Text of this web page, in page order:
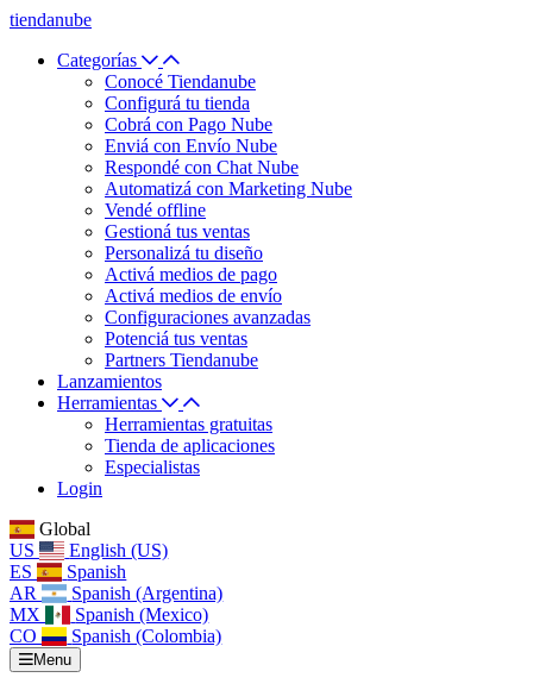
tiendanube
Categorías
Conocé Tiendanube
Configurá tu tienda
Cobrá con Pago Nube
Enviá con Envío Nube
Respondé con Chat Nube
Automatizá con Marketing Nube
Vendé offline
Gestioná tus ventas
Personalizá tu diseño
Activá medios de pago
Activá medios de envío
Configuraciones avanzadas
Potenciá tus ventas
Partners Tiendanube
Lanzamientos
Herramientas
Herramientas gratuitas
Tienda de aplicaciones
Especialistas
Login
Global
US
English (US)
ES
Spanish
AR
Spanish (Argentina)
MX
Spanish (Mexico)
CO
Spanish (Colombia)
Menu